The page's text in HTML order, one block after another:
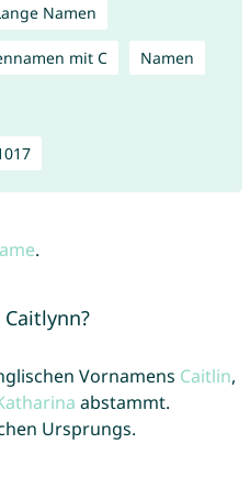
Namen
mit C Namen
.
Vornamens Caitlin,
abstammt.
Ursprungs.